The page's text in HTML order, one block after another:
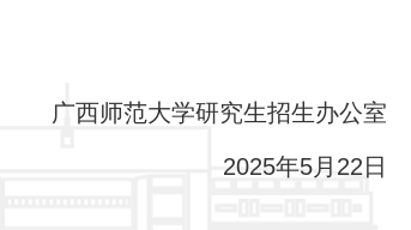
广西师范大学研究生招生办公室
2025年5月22日